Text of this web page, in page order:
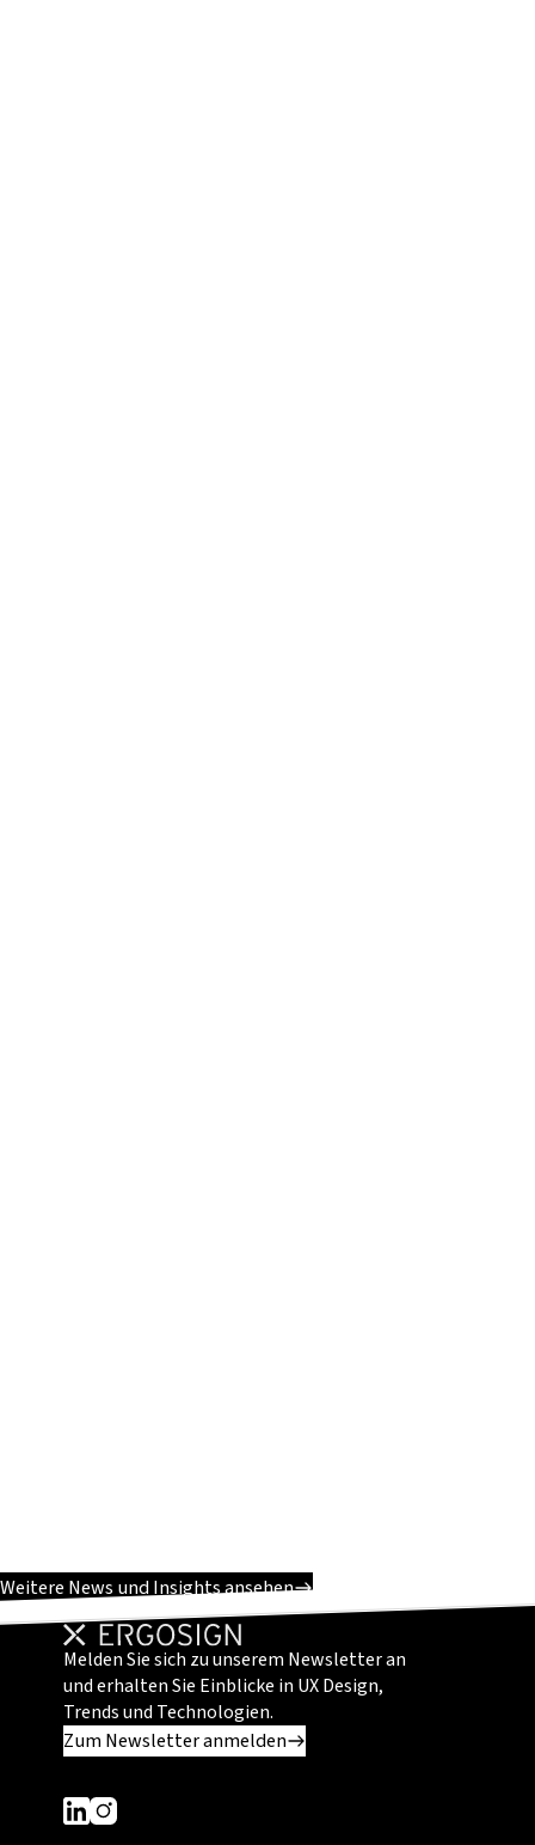
Weitere News und Insights ansehen
Melden Sie sich zu unserem Newsletter an
und erhalten Sie Einblicke in UX Design,
Trends und Technologien.
Zum Newsletter anmelden
Dieser Link führt zu einer externen Seite
Dieser Link führt zu einer externen Seite